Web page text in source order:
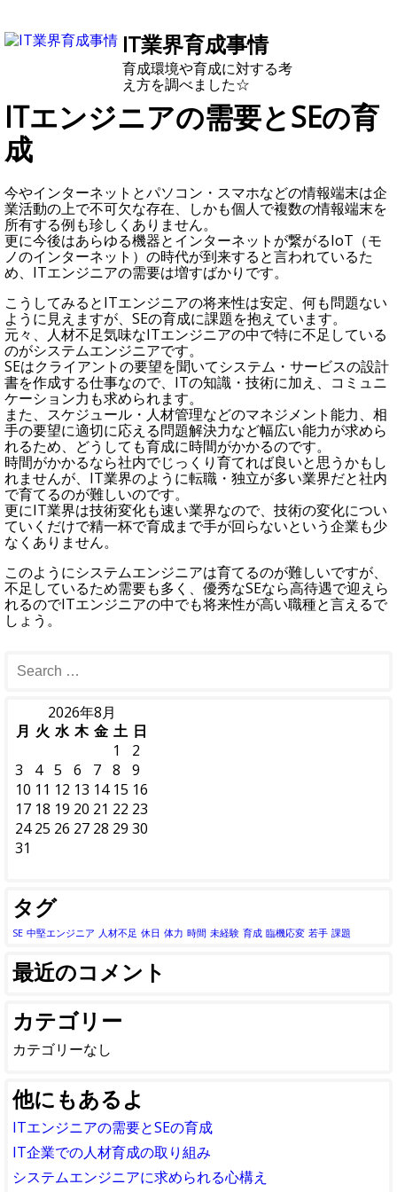
IT業界育成事情
育成環境や育成に対する考
え方を調べました☆
ITエンジニアの需要とSEの育
成
今やインターネットとパソコン・スマホなどの情報端末は企
業活動の上で不可欠な存在、しかも個人で複数の情報端末を
所有する例も珍しくありません。
更に今後はあらゆる機器とインターネットが繋がるIoT（モ
ノのインターネット）の時代が到来すると言われているた
め、ITエンジニアの需要は増すばかりです。
こうしてみるとITエンジニアの将来性は安定、何も問題ない
ように見えますが、SEの育成に課題を抱えています。
元々、人材不足気味なITエンジニアの中で特に不足している
のがシステムエンジニアです。
SEはクライアントの要望を聞いてシステム・サービスの設計
書を作成する仕事なので、ITの知識・技術に加え、コミュニ
ケーション力も求められます。
また、スケジュール・人材管理などのマネジメント能力、相
手の要望に適切に応える問題解決力など幅広い能力が求めら
れるため、どうしても育成に時間がかかるのです。
時間がかかるなら社内でじっくり育てれば良いと思うかもし
れませんが、IT業界のように転職・独立が多い業界だと社内
で育てるのが難しいのです。
更にIT業界は技術変化も速い業界なので、技術の変化につい
ていくだけで精一杯で育成まで手が回らないという企業も少
なくありません。
このようにシステムエンジニアは育てるのが難しいですが、
不足しているため需要も多く、優秀なSEなら高待遇で迎えら
れるのでITエンジニアの中でも将来性が高い職種と言えるで
しょう。
2026年8月
月 火 水 木 金 土 日
1
2
3
4 5 6 7 8
9
10 11 12 13 14 15 16
17 18 19 20 21 22 23
24 25 26 27 28 29 30
31
タグ
SE 中堅エンジニア 人材不足 休日 体力 時間 未経験 育成 臨機応変 若手 課題
最近のコメント
カテゴリー
カテゴリーなし
他にもあるよ
ITエンジニアの需要とSEの育成
IT企業での人材育成の取り組み
システムエンジニアに求められる心構え